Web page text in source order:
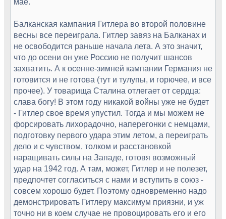
Балканская кампания Гитлера во второй половине
весны все переиграла. Гитлер завяз на Балканах и
не освободится раньше начала лета. А это значит,
что до осени он уже Россию не получит шансов
захватить. А к осенне-зимней кампании Германия не
готовится и не готова (тут и тулупы, и горючее, и все
прочее). У товарища Сталина отлегает от сердца:
слава богу! В этом году никакой войны уже не будет
- Гитлер свое время упустил. Тогда и мы можем не
форсировать лихорадочно, наперегонки с немцами,
подготовку первого удара этим летом, а переиграть
дело и с чувством, толком и расстановкой
наращивать силы на Западе, готовя возможный
удар на 1942 год. А там, может, Гитлер и не полезет,
предпочтет согласиться с нами и вступить в союз -
совсем хорошо будет. Поэтому одновременно надо
демонстрировать Гитлеру максимум приязни, и уж
точно ни в коем случае не провоцировать его и его